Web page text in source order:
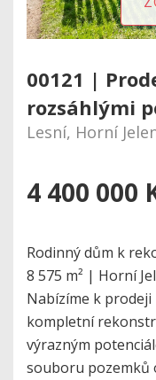
00121 |
rozsáhlými
Lesní, Horní
4 400 000
Rodinný dům k
8 575 m² | Horní
Nabízíme k
kompletní
výrazným
souboru pozemků